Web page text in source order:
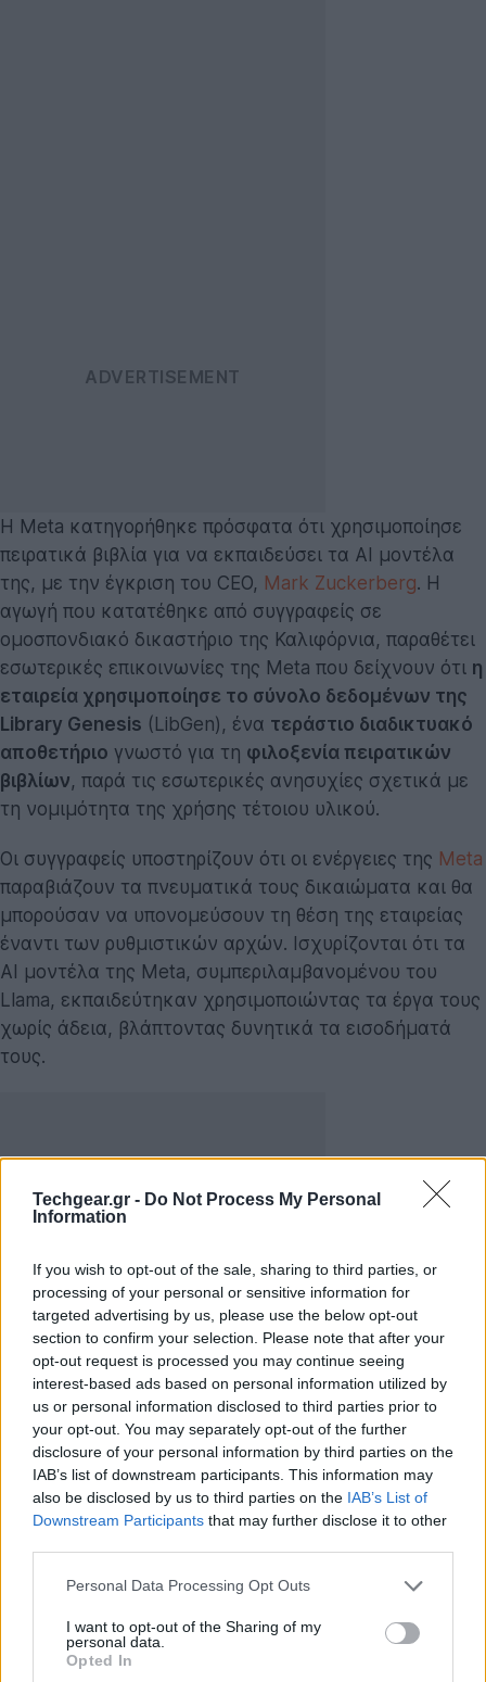
Techgear.gr - Do Not Process My Personal
Information
If you wish to opt-out of the sale, sharing to third parties, or
processing of your personal or sensitive information for
targeted advertising by us, please use the below opt-out
section to confirm your selection. Please note that after your
opt-out request is processed you may continue seeing
interest-based ads based on personal information utilized by
us or personal information disclosed to third parties prior to
your opt-out. You may separately opt-out of the further
disclosure of your personal information by third parties on the
IAB’s list of downstream participants. This information may
also be disclosed by us to third parties on the IAB’s List of
Downstream Participants that may further disclose it to other
Please note that this website/app uses one or more Google
not limited to your visit or usage behaviour. You may click to
grant or deny consent to Google and its third-party tags to
use your data for below specified purposes in below Google
Personal Data Processing Opt Outs
I want to opt-out of the Sharing of my
personal data.
Opted In
Η Meta κατηγορήθηκε πρόσφατα ότι χρησιμοποίησε
πειρατικά βιβλία για να εκπαιδεύσει τα AI μοντέλα
της, με την έγκριση του CEO, Mark Zuckerberg. Η
αγωγή που κατατέθηκε από συγγραφείς σε
ομοσπονδιακό δικαστήριο της Καλιφόρνια, παραθέτει
εσωτερικές επικοινωνίες της Meta που δείχνουν ότι η
εταιρεία χρησιμοποίησε το σύνολο δεδομένων της
Library Genesis (LibGen), ένα τεράστιο διαδικτυακό
αποθετήριο γνωστό για τη φιλοξενία πειρατικών
βιβλίων, παρά τις εσωτερικές ανησυχίες σχετικά με
τη νομιμότητα της χρήσης τέτοιου υλικού.
Οι συγγραφείς υποστηρίζουν ότι οι ενέργειες της Meta
παραβιάζουν τα πνευματικά τους δικαιώματα και θα
μπορούσαν να υπονομεύσουν τη θέση της εταιρείας
έναντι των ρυθμιστικών αρχών. Ισχυρίζονται ότι τα
AI μοντέλα της Meta, συμπεριλαμβανομένου του
Llama, εκπαιδεύτηκαν χρησιμοποιώντας τα έργα τους
χωρίς άδεια, βλάπτοντας δυνητικά τα εισοδήματά
τους.
Η Meta υπερασπίστηκε τις πρακτικές της
επικαλούμενη το δόγμα της «δίκαιης χρήσης»,
υποστηρίζοντας ότι η χρήση δημοσίως διαθέσιμου
υλικού για την εκπαίδευση εργαλείωνAIείναι νόμιμη
σε ορισμένες περιπτώσεις, όπως η « χρήση κειμένου
για τη στατιστική μοντελοποίηση της γλώσσας και τη
δημιουργία πρωτότυπης έκφρασης». Ένα εσωτερικό
μήνυμα που τονίζεται στη μήνυση αναφέρει έναν
δηλώνοντας: «Το torrenting από ένα εταιρικό laptop
δεν φαίνεται σωστό